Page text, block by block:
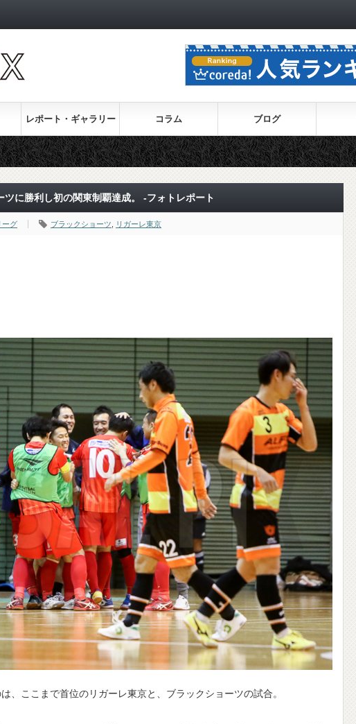
レポート・ギャラリー コラム ブログ
に勝利し初の関東制覇達成。 -フォトレポート
ーグ ブラックショーツ リガーレ東京
、ここまで首位のリガーレ東京と、ブラックショーツの試合。